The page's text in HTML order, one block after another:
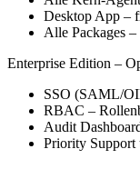
Desktop App –
Alle Packages
Enterprise Edition –
SSO (SAML/
RBAC –
Audit
Priority Support